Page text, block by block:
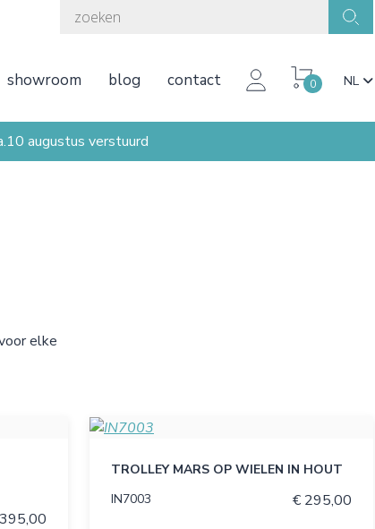
showroom blog contact 0 NL
augustus verstuurd
elke
TROLLEY MARS OP WIELEN IN HOUT
IN7003
€ 295,00